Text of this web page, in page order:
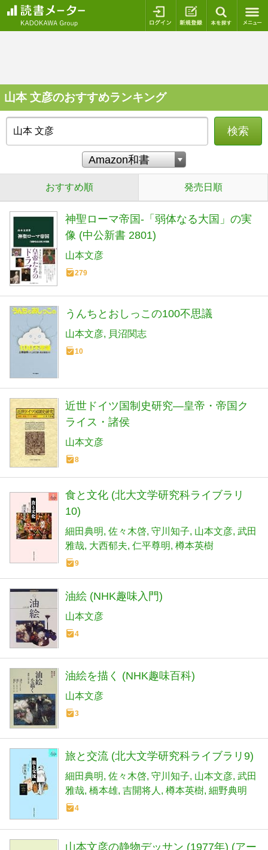
ログイン 新規登録
山本 文彦のおすすめランキング
検索
おすすめ順 発売日順
神聖ローマ帝国-「弱体なる大国」の実
像 (中公新書 2801)
山本文彦
279
うんちとおしっこの100不思議
山本文彦 貝沼関志
10
近世ドイツ国制史研究―皇帝・帝国ク
ライス・諸侯
山本文彦
8
食と文化 (北大文学研究科ライブラリ
10)
細田典明 佐々木啓 守川知子 山本文彦 武田
雅哉 大西郁夫 仁平尊明 樽本英樹
9
油絵 (NHK趣味入門)
山本文彦
4
油絵を描く (NHK趣味百科)
山本文彦
3
旅と交流 (北大文学研究科ライブラリ9)
細田典明 佐々木啓 守川知子 山本文彦 武田
雅哉 橋本雄 吉開将人 樽本英樹 細野典明
4
山本文彦の静物デッサン (1977年) (アー